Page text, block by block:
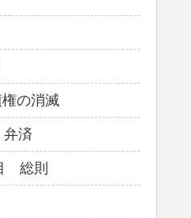
の消滅
済
総則